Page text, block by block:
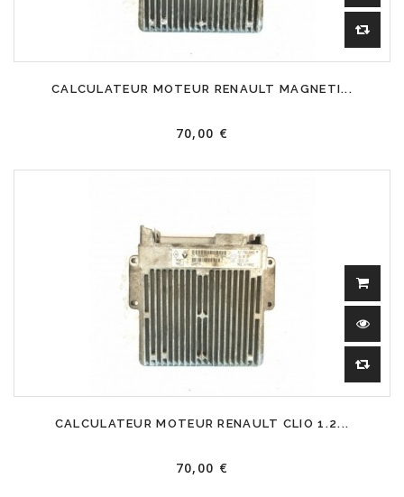
CALCULATEUR MOTEUR RENAULT MAGNETI...
70,00 €
CALCULATEUR MOTEUR RENAULT CLIO 1.2...
70,00 €